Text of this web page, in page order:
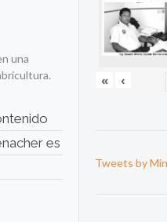
una
es
« ‹
Tweets by